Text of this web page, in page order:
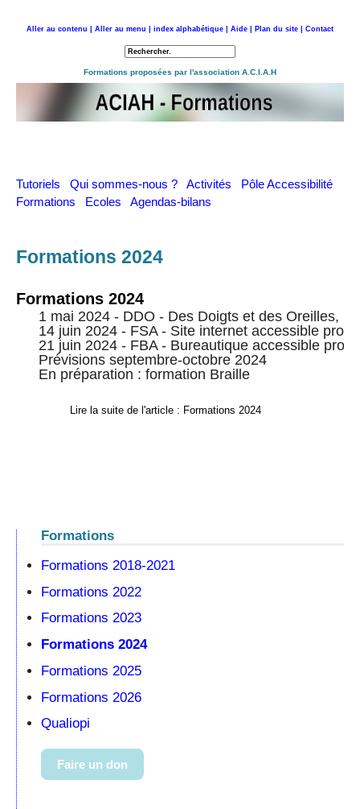
Aller au contenu | Aller au menu | index alphabétique | Aide | Plan du site | Contact
Formations proposées par l'association A.C.I.A.H
Tutoriels Qui sommes-nous ? Activités Pôle Accessibilité
Formations Ecoles Agendas-bilans
Formations 2024
Formations 2024
1 mai 2024 - DDO - Des Doigts et des Oreilles,
14 juin 2024 - FSA - Site internet accessible
21 juin 2024 - FBA - Bureautique accessible
Prévisions septembre-octobre 2024
En préparation : formation Braille
Lire la suite de l'article : Formations 2024
Formations
Formations 2018-2021
Formations 2022
Formations 2023
Formations 2024
Formations 2025
Formations 2026
Qualiopi
Faire un don